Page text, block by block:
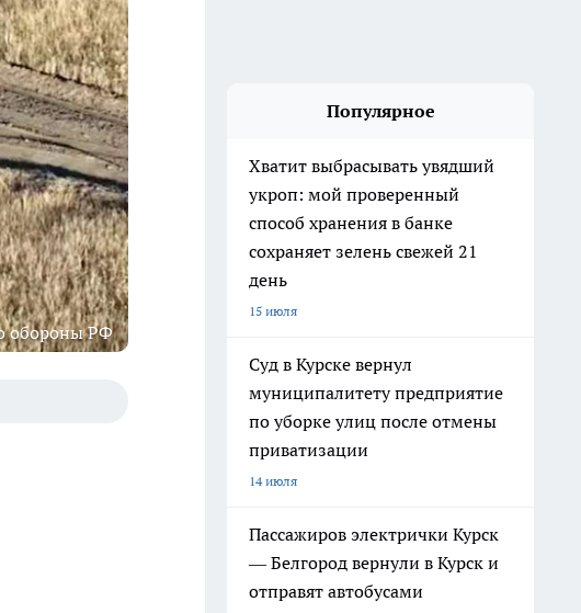
обороны РФ
Популярное
Хватит выбрасывать увядший
укроп: мой проверенный
способ хранения в банке
сохраняет зелень свежей 21
день
15 июля
Суд в Курске вернул
муниципалитету предприятие
по уборке улиц после отмены
приватизации
14 июля
Пассажиров электрички Курск
— Белгород вернули в Курск и
отправят автобусами